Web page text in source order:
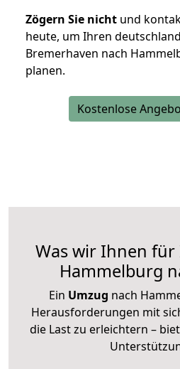
Zögern Sie nicht und
heute, um Ihren
Bremerhaven nach
planen.
Kostenlose
Was wir Ihnen
Hammelburg
Ein Umzug nach
Herausforderungen mit
die Last zu erleichtern –